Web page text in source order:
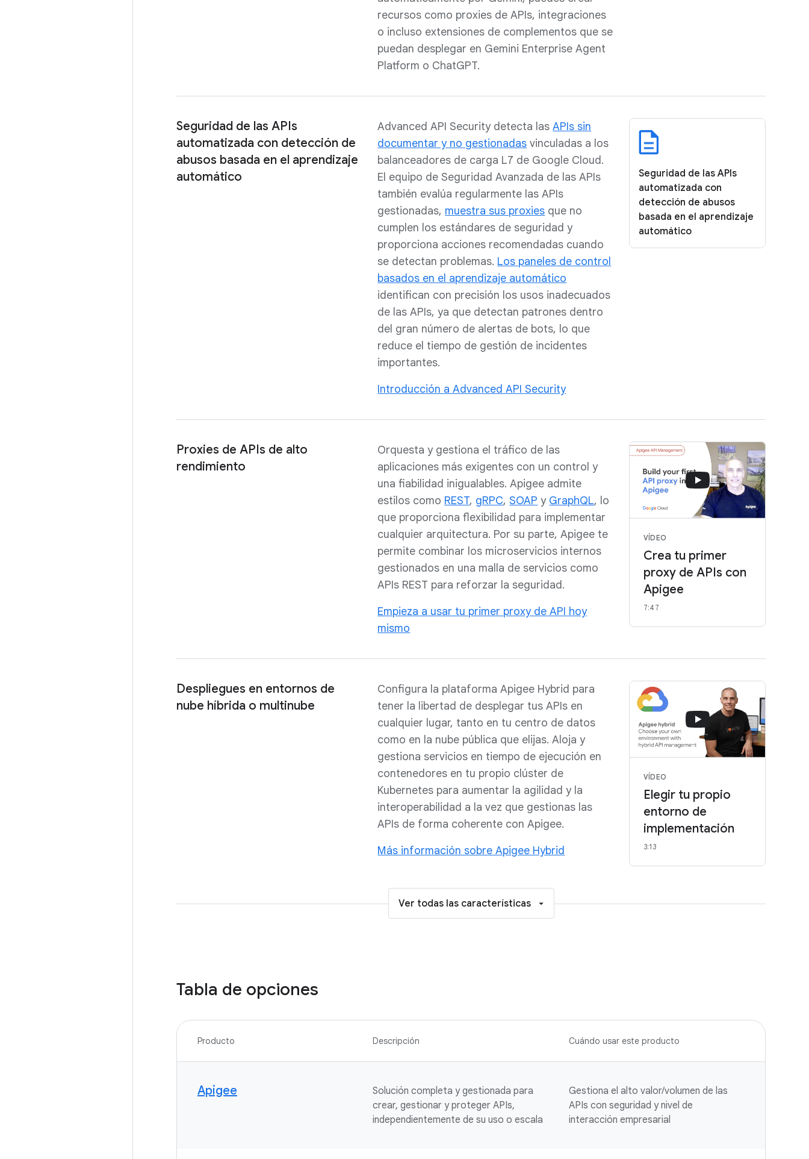
recursos como proxies de APIs, integraciones
o incluso extensiones de complementos que se
puedan desplegar en Gemini Enterprise Agent
Platform o ChatGPT.
Seguridad de las APIs
automatizada con detección de
abusos basada en el aprendizaje
automático
Advanced API Security detecta lasAPIs sin
documentar y no gestionadas vinculadas a los
balanceadores de carga L7 de Google Cloud.
El equipo de Seguridad Avanzada de las APIs
también evalúa regularmente las APIs
gestionadas, muestra sus proxies que no
cumplen los estándares de seguridad y
proporciona acciones recomendadas cuando
se detectan problemas. Los paneles de control
basados en el aprendizaje automático
identifican con precisión los usos inadecuados
de las APIs, ya que detectan patrones dentro
del gran número de alertas de bots, lo que
reduce el tiempo de gestión de incidentes
importantes.
Introducción a Advanced API Security
Seguridad de las APIs
automatizada con
detección de abusos
basada en el aprendizaje
automático
Proxies de APIs de alto
rendimiento
Orquesta y gestiona el tráfico de las
aplicaciones más exigentes con un control y
una fiabilidad inigualables. Apigee admite
estilos como REST, gRPC,SOAP y GraphQL, lo
que proporciona flexibilidad para implementar
cualquier arquitectura. Por su parte, Apigee te
permite combinar los microservicios internos
gestionados en una malla de servicios como
APIs REST para reforzar la seguridad.
Empieza a usar tu primer proxy de API hoy
mismo
VÍDEO
Crea tu primer
proxy de APIs con
Apigee
7:47
Despliegues en entornos de
nube híbrida o multinube
Configura la plataforma Apigee Hybrid para
tener la libertad de desplegar tus APIs en
cualquier lugar, tanto en tu centro de datos
como en la nube pública que elijas. Aloja y
gestiona servicios en tiempo de ejecución en
contenedores en tu propio clúster de
Kubernetes para aumentar la agilidad y la
interoperabilidad a la vez que gestionas las
APIs de forma coherente con Apigee.
Más información sobre Apigee Hybrid
VÍDEO
Elegir tu propio
entorno de
implementación
3:13
Ver todas las características
Tabla de opciones
Producto Descripción Cuándo usar este producto
Apigee
Solución completa y gestionada para
crear, gestionar y proteger APIs,
independientemente de su uso o escala
Gestiona el alto valor/volumen de las
APIs con seguridad y nivel de
interacción empresarial